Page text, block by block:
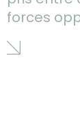
forces